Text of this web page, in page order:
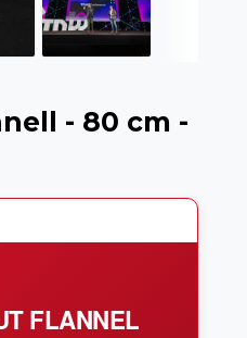
- 80 cm -
FLANNEL